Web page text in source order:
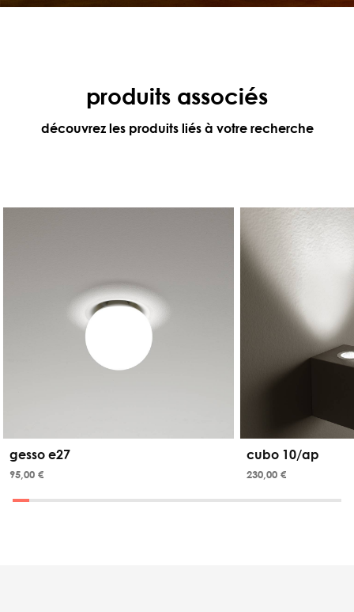
produits associés
découvrez les produits liés à votre recherche
gesso e27
95,00 €
cubo 10/ap
230,00 €